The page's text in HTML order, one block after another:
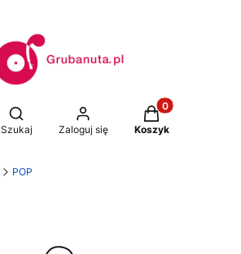
Otwórz wyszukiwarkę
Szukaj Zaloguj się
Produkty w
Koszyk
POP